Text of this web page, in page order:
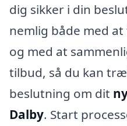
dig sikker i din
nemlig både med
og med at
tilbud, så du kan
beslutning om dit
Dalby. Start